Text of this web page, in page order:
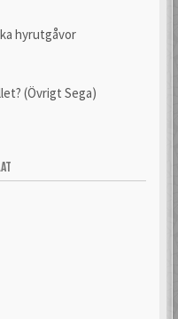
hyrutgåvor
(Övrigt Sega)